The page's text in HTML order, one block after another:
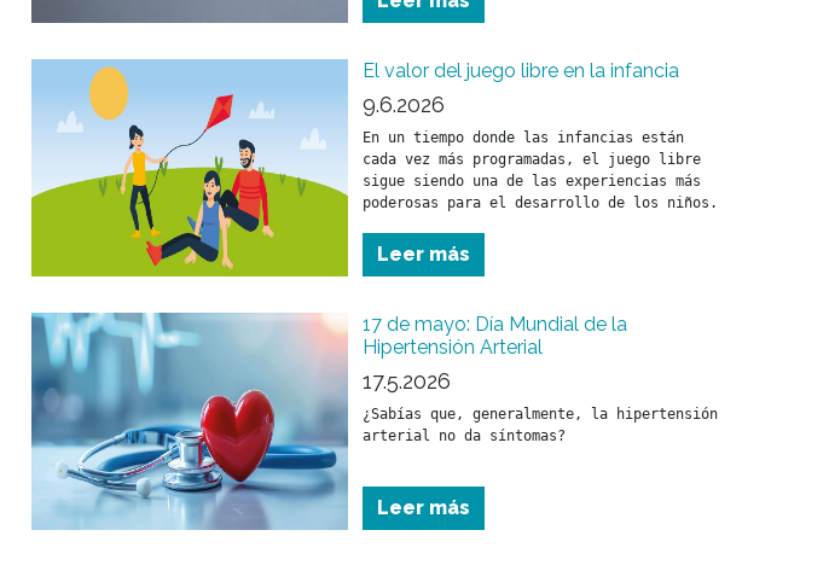
El valor del juego libre en la infancia
9.6.2026
En un tiempo donde las infancias están
cada vez más programadas, el juego libre
sigue siendo una de las experiencias más
Leer más
17 de mayo: Día Mundial de la
Hipertensión Arterial
17.5.2026
¿Sabías que, generalmente, la hipertensión
arterial no da síntomas?
Leer más